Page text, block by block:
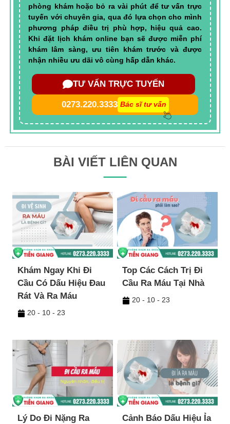
phòng khám hoặc bỏ ra vài phút để tư vấn trực
tuyến với chuyên gia, qua đó lựa chọn cho mình
phương pháp điều trị phù hợp, hiệu quả cao.
Khi đặt lịch khám online bạn sẽ được miễn phí
khám lâm sàng, ưu tiên khám trước và được
nhận nhiều ưu dãi vô cùng hấp dẫn khác.
TƯ VẤN TRỰC TUYẾN
0273.220.3333 Bác sĩ tư vấn
BÀI VIẾT LIÊN QUAN
Khám Ngay Khi Đi
Cầu Có Dấu Hiệu Đau
Rát Và Ra Máu
20 - 10 - 23
Top Các Cách Trị Đi
Cầu Ra Máu Tại Nhà
20 - 10 - 23
Lý Do Đi Nặng Ra
Cảnh Báo Dấu Hiệu Ỉa